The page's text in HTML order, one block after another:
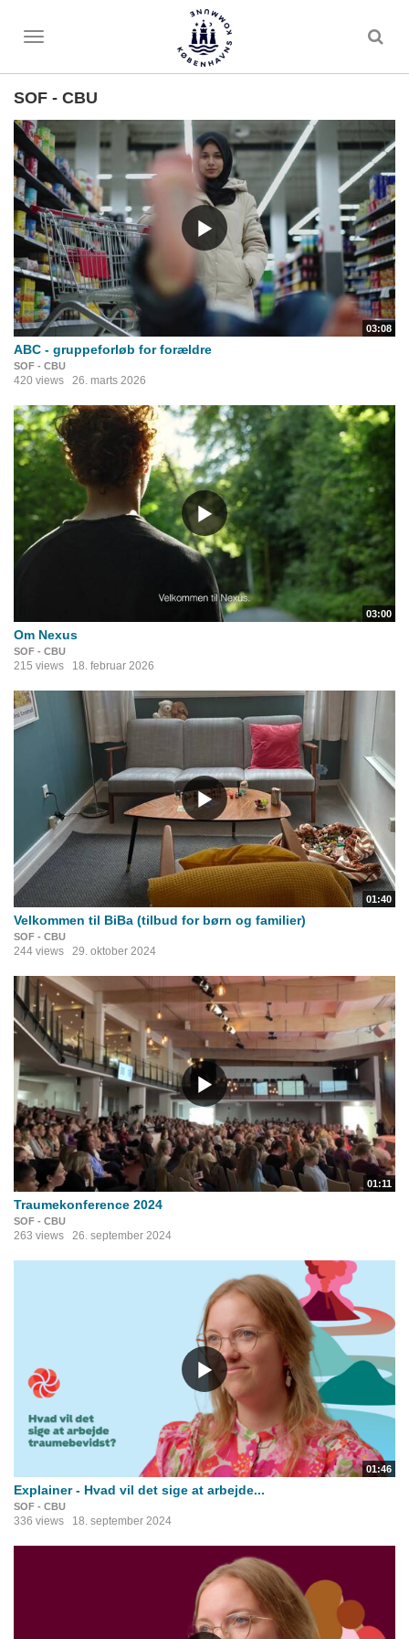
Toggle
SOF - CBU
03:08
ABC - gruppeforløb for forældre
SOF - CBU
420 views 26. marts 2026
03:00
Om Nexus
SOF - CBU
215 views 18. februar 2026
01:40
Velkommen til BiBa (tilbud for børn og familier)
SOF - CBU
244 views 29. oktober 2024
01:11
Traumekonference 2024
SOF - CBU
263 views 26. september 2024
01:46
Explainer - Hvad vil det sige at arbejde...
SOF - CBU
336 views 18. september 2024